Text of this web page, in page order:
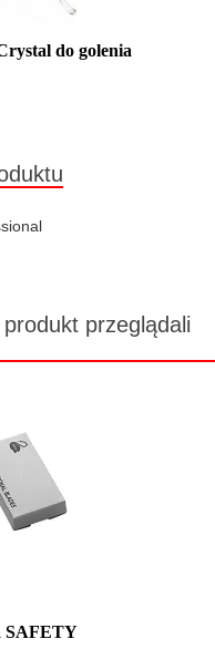
do golenia
przeglądali
SAFETY